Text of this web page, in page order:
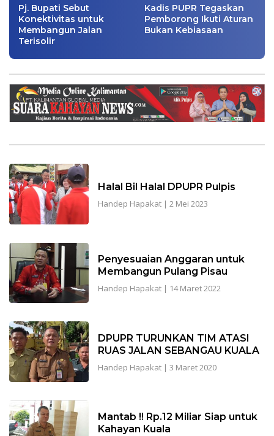
Pj. Bupati Sebut
Konektivitas untuk
Membangun Jalan
Terisolir
Kadis PUPR Tegaskan
Pemborong Ikuti Aturan
Bukan Kebiasaan
Halal Bil Halal DPUPR Pulpis
Handep Hapakat| 2 Mei 2023
Penyesuaian Anggaran untuk
Membangun Pulang Pisau
Handep Hapakat| 14 Maret 2022
DPUPR TURUNKAN TIM ATASI
RUAS JALAN SEBANGAU KUALA
Handep Hapakat| 3 Maret 2020
Mantab !! Rp.12 Miliar Siap untuk
Kahayan Kuala